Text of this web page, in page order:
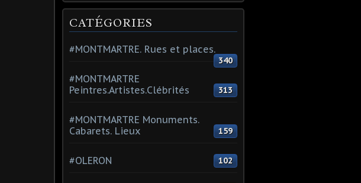
CATÉGORIES
#MONTMARTRE. Rues et places.
340
#MONTMARTRE
Peintres.Artistes.Clébrités
313
#MONTMARTRE Monuments.
Cabarets. Lieux
159
#OLERON 102